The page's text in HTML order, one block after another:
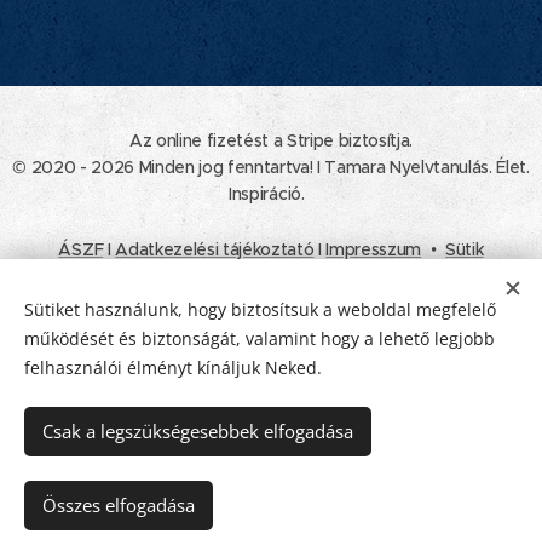
Kosárba
Az online fizetést a Stripe biztosítja.
© 2020 - 2026 Minden jog fenntartva! I Tamara Nyelvtanulás. Élet.
Inspiráció.
ÁSZFIAdatkezelési tájékoztatóIImpresszum Sütik
Nyelvek
Magyar
Deutsch
Pénznem
EUR €
HUF Ft USD $
Sütiket használunk, hogy biztosítsuk a weboldal megfelelő
működését és biztonságát, valamint hogy a lehető legjobb
felhasználói élményt kínáljuk Neked.
Csak a legszükségesebbek elfogadása
Összes elfogadása